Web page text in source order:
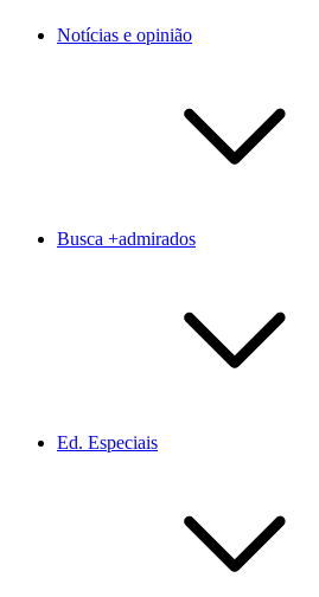
Notícias e opinião
Busca +admirados
Ed. Especiais